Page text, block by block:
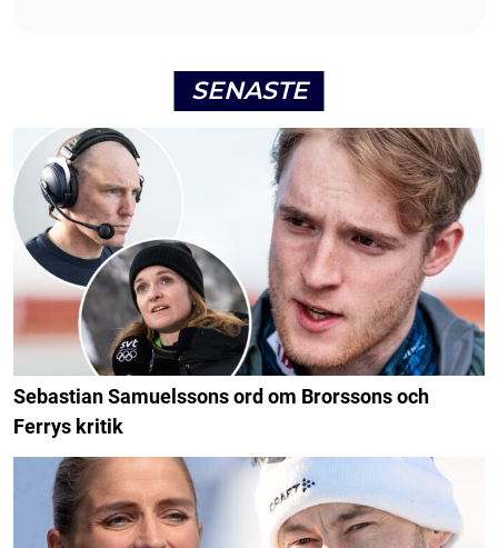
SENASTE
Sebastian Samuelssons ord om Brorssons och
Ferrys kritik